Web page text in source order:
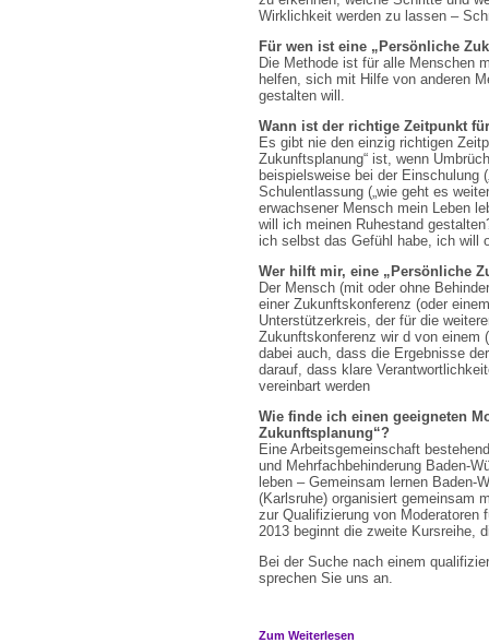
Wirklichkeit werden zu lassen –
Für wen ist eine „Persönliche
Die Methode ist für alle Menschen
helfen, sich mit Hilfe von anderen
gestalten will.
Wann ist der richtige Zeitpunkt
Es gibt nie den einzig richtigen
Zukunftsplanung“ ist, wenn
beispielsweise bei der Einschulung
Schulentlassung („wie geht es
erwachsener Mensch mein Leben
will ich meinen Ruhestand
ich selbst das Gefühl habe, ich will
Wer hilft mir, eine „Persönliche
Der Mensch (mit oder ohne
einer Zukunftskonferenz (oder
Unterstützerkreis, der für die
Zukunftskonferenz wir d von einem
dabei auch, dass die Ergebnisse
darauf, dass klare
vereinbart werden
Wie finde ich einen geeigneten
Zukunftsplanung“?
Eine Arbeitsgemeinschaft
und Mehrfachbehinderung Baden-
leben – Gemeinsam lernen Baden-
(Karlsruhe) organisiert gemeinsam
zur Qualifizierung von Moderatoren
2013 beginnt die zweite Kursreihe,
Bei der Suche nach einem
sprechen Sie uns an.
Zum Weiterlesen